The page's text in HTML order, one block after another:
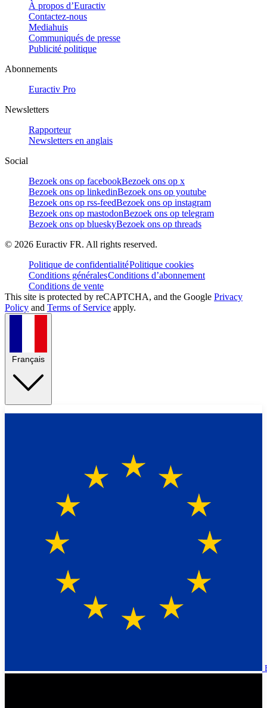
À propos d’Euractiv
Contactez-nous
Mediahuis
Communiqués de presse
Publicité politique
Abonnements
Euractiv Pro
Newsletters
Rapporteur
Newsletters en anglais
Social
Bezoek ons op facebookBezoek ons op x
Bezoek ons op linkedinBezoek ons op youtube
Bezoek ons op rss-feedBezoek ons op instagram
Bezoek ons op mastodonBezoek ons op telegram
Bezoek ons op blueskyBezoek ons op threads
© 2026 Euractiv FR. All rights reserved.
Politique de confidentialitéPolitique cookies
Conditions généralesConditions d’abonnement
Conditions de vente
This site is protected by reCAPTCHA, and the Google Privacy
Policy and Terms of Service apply.
Français